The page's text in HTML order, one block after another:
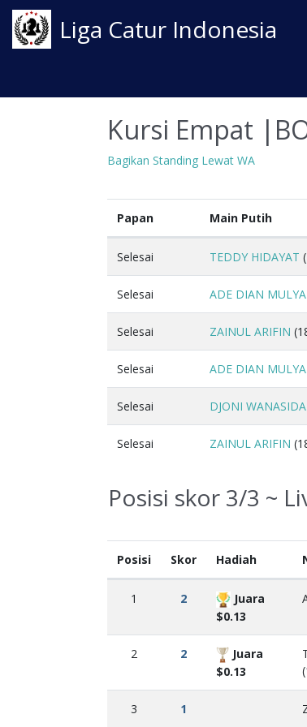
Liga Catur Indonesia
Kursi Empat
Bagikan Standing Lewat WA
Papan Main Putih
Selesai TEDDY HIDAYAT
Selesai ADE DIAN
Selesai ZAINUL ARIFIN
Selesai ADE DIAN
Selesai DJONI WANASIDA
Selesai ZAINUL ARIFIN
Posisi skor 3/3 ~
Posisi Skor Hadiah
1 2
Juara
$0.13
2 2
Juara
$0.13
3 1